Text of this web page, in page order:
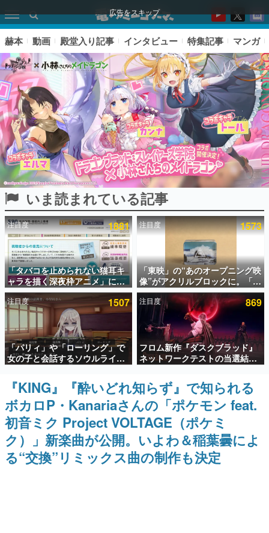
広告をスキップ
ピックアップ
電ファミのいま読まれている記事ランキング
アプリセール情報
インタビュー
連載・特集一覧
殿堂入り記事
SNS拡散数が数千以上！ ページビュー数万以上！ などな
ど。多くの人々に読まれた、電ファミ渾身の“殿堂入り”記
事をまとめました。
ゲームの企画書
名作ゲームクリエイターの方々に製作時のエピソードをお
聞きし、ヒットする企画（ゲーム）とは何か？を探ってい
赫本
この物語を解いてはいけない。『赫本』は、〈試験問題〉
の形をした短編ホラー小説集です。
赫本 動画 殿堂入り記事 インタビュー 特集記事 マンガ
いま読まれている記事
注目度 1881
「タバコを止められない猫耳キ
ャラを描く深夜枠アニメ」に視
聴者の一部から批判意見。違法
薬物の使用と思しき描写も含め
て、BPOが議論を交わす
注目度 1573
「東映」の“あのオープニング映
像”がアクリルブロックに。「東
映ヒストリカル グッズコレクシ
ョン」が8月下旬より発売
注目度 1507
「パリィ」や「ローリング」で
女の子と会話するソウルライク
恋愛ゲーム『小早川さんはソウ
ルライク』無料公開。返事に失
敗すると「YOU DIED」
注目度 869
フロム新作『ダスクブラッド』
ネットワークテストの当選結果
が8月7日22時に発表。応募サイ
トのマイページから確認可能、
テスト実施は8月21日～24日
『KING』『酔いどれ知らず』で知られる
ボカロP・Kanariaさんの「ポケモン feat.
初音ミク Project VOLTAGE（ポケミ
ク）」新楽曲が公開。いよわ＆稲葉曇によ
る“交換”リミックス曲の制作も決定